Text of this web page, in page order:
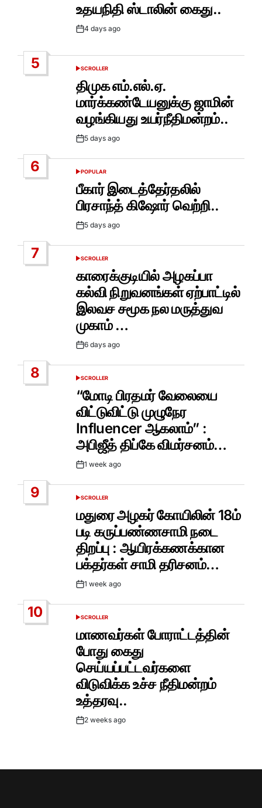
உதயநிதி ஸ்டாலின் கைது..
Post4 days ago
5
POSTED
SCROLLER
திமுக எம்.எல்.ஏ.
மார்க்கண்டேயனுக்கு ஜாமின்
வழங்கியது உயர்நீதிமன்றம்..
Post5 days ago
6
POSTED
IN
POPULAR
பீகார் இடைத்தேர்தலில்
பிரசாந்த் கிஷோர் வெற்றி..
Post5 days ago
7
POSTED
SCROLLER
காரைக்குடியில் அழகப்பா
கல்வி நிறுவனங்கள் ஏற்பாட்டில்
இலவச சமூக நல மருத்துவ
முகாம் …
Post6 days ago
8
POSTED
IN
SCROLLER
“மோடி பிரதமர் வேலையை
விட்டுவிட்டு முழுநேர
Influencer ஆகலாம்” :
அபிஜீத் திப்கே விமர்சனம்…
Post1 week ago
9
POSTED
SCROLLER
மதுரை அழகர் கோயிலின் 18ம்
படி கருப்பண்ணசாமி நடை
திறப்பு : ஆயிரக்கணக்கான
பக்தர்கள் சாமி தரிசனம்…
Post1 week ago
10
POSTED
SCROLLER
மாணவர்கள் போராட்டத்தின்
போது கைது
செய்யப்பட்டவர்களை
விடுவிக்க உச்ச நீதிமன்றம்
உத்தரவு..
Post2 weeks ago